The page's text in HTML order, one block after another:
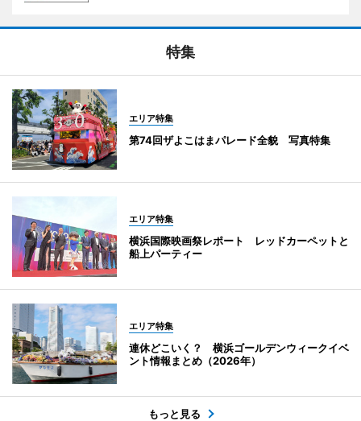
特集
エリア特集
第74回ザよこはまパレード全貌 写真特集
エリア特集
横浜国際映画祭レポート レッドカーペットと
船上パーティー
エリア特集
連休どこいく？ 横浜ゴールデンウィークイベ
ント情報まとめ（2026年）
もっと見る